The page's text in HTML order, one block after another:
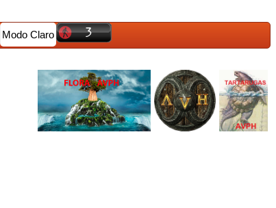
Modo Claro